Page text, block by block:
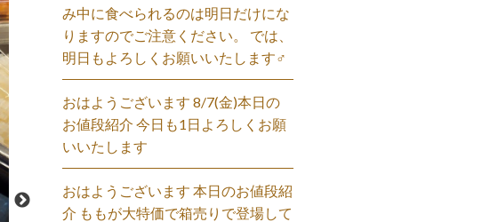
み中に食べられるのは明日だけにな
りますのでご注意ください。 では、
明日もよろしくお願いいたします‍♂️
おはようございます 8/7(金)本日の
お値段紹介 今日も1日よろしくお願
いいたします
おはようございます 本日のお値段紹
介 ももが大特価で箱売りで登場して